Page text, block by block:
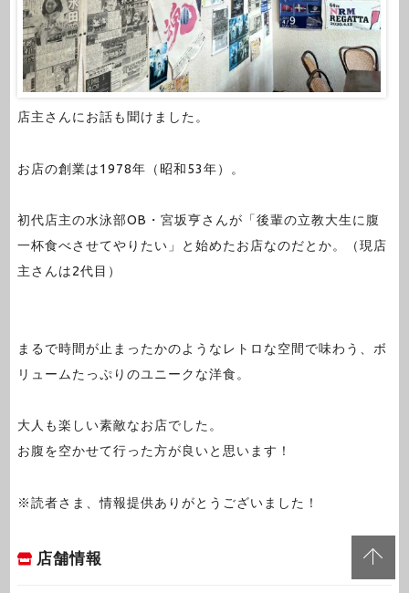
店主さんにお話も聞けました。
お店の創業は1978年（昭和53年）。
初代店主の水泳部OB・宮坂亨さんが「後輩の立教大生に腹
一杯食べさせてやりたい」と始めたお店なのだとか。（現店
主さんは2代目）
まるで時間が止まったかのようなレトロな空間で味わう、ボ
リュームたっぷりのユニークな洋食。
大人も楽しい素敵なお店でした。
お腹を空かせて行った方が良いと思います！
※読者さま、情報提供ありがとうございました！
店舗情報